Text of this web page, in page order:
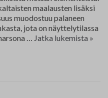
maalausten lisäksi
muodostuu palaneen
jota on näyttelytilassa
… Jatka lukemista »